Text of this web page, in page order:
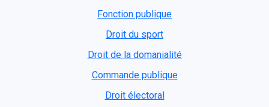
Fonction publique
Droit du sport
Droit de la domanialité
Commande publique
Droit électoral